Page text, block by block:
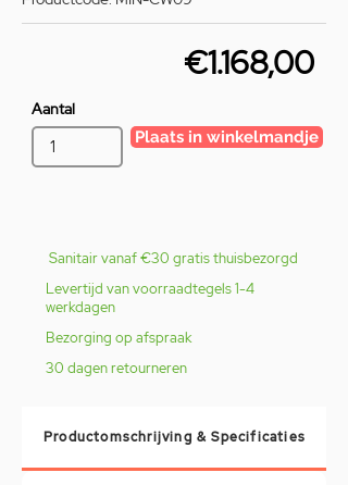
€1.168,00
Aantal
Plaats in winkelmandje
Sanitair vanaf €30 gratis thuisbezorgd
Levertijd van voorraadtegels 1-4
werkdagen
Bezorging op afspraak
30 dagen retourneren
Productomschrijving & Specificaties